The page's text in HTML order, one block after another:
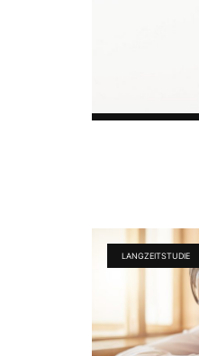
LANGZEITSTUDIE